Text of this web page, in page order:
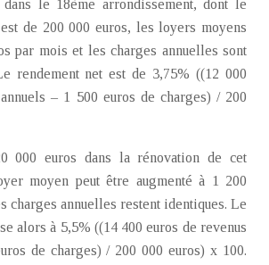
dans le 18ème arrondissement, dont le
de 200 000 euros, les loyers moyens
par mois et les charges annuelles sont
rendement net est de 3,75% ((12 000
– 1 500 euros de charges) / 200
000 euros dans la rénovation de cet
moyen peut être augmenté à 1 200
charges annuelles restent identiques. Le
alors à 5,5% ((14 400 euros de revenus
de charges) / 200 000 euros) x 100.